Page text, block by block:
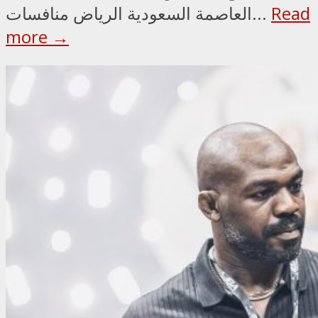
العاصمة السعودية الرياض منافسات... Read
more →